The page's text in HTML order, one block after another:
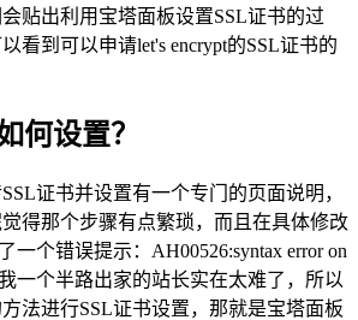
贴出利用宝塔面板设置SSL证书的过
看到可以申请let's encrypt的SSL证书的
何设置？
证书并设置有一个专门的页面说明，
得那个步骤有点繁琐，而且在具体修改
一个错误提示：AH00526:syntax error on
一个半路出家的站长实在太难了，所以
法进行SSL证书设置，那就是宝塔面板